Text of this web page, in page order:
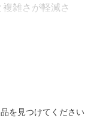
雑さが軽減さ
り、コンプレッ
、実装が容易に
を見つけてください